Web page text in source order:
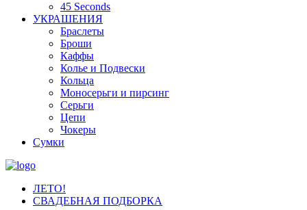
45 Seconds
УКРАШЕНИЯ
Браслеты
Броши
Каффы
Колье и Подвески
Кольца
Моносерьги и пирсинг
Серьги
Цепи
Чокеры
Сумки
ЛЕТО!
СВАДЕБНАЯ ПОДБОРКА